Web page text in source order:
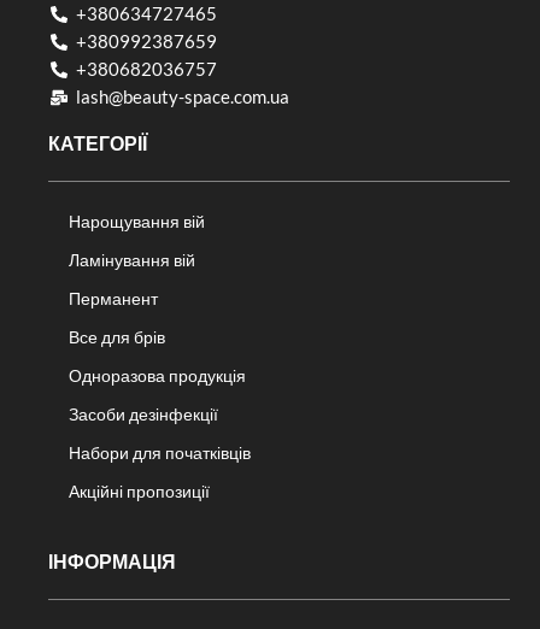
+380634727465
+380992387659
+380682036757​
lash@beauty-space.com.ua
КАТЕГОРІЇ
Нарощування вій
Ламінування вій
Перманент
Все для брів
Одноразова продукція
Засоби дезінфекції
Набори для початківців
Акційні пропозиції
ІНФОРМАЦІЯ